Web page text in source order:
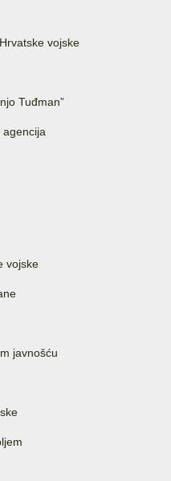
vojske
Tuđman”
agencija
vojske
javnošću